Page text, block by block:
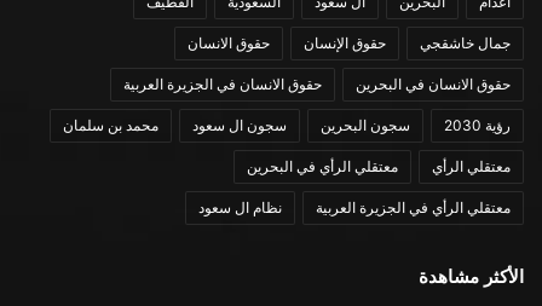
جمال خاشقجي حقوق الإنسان حقوق الانسان
حقوق الانسان في البحرين حقوق الانسان في الجزيرة العربية
رؤية 2030 سجون البحرين سجون ال سعود محمد بن سلمان
معتقلي الرأي معتقلي الرأي في البحرين
معتقلي الرأي في الجزيرة العربية نظام ال سعود
الأكثر مشاهدة